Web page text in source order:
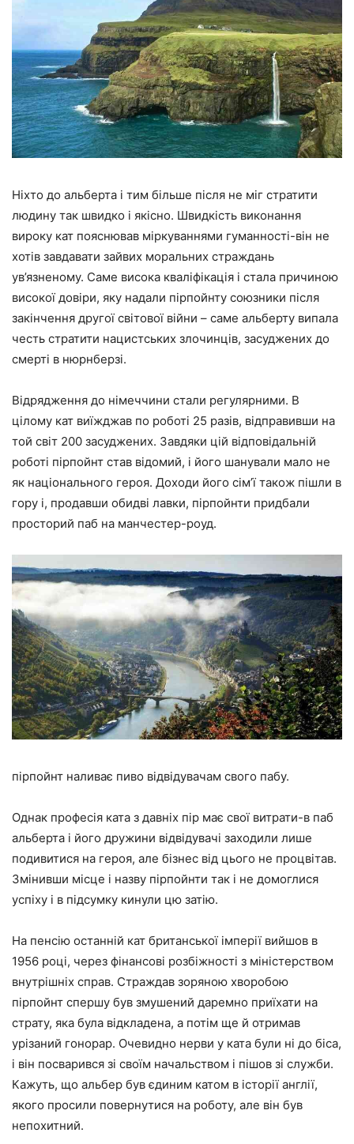
Ніхто до альберта і тим більше після не міг стратити
людину так швидко і якісно. Швидкість виконання
вироку кат пояснював міркуваннями гуманності-він не
хотів завдавати зайвих моральних страждань
ув’язненому. Саме висока кваліфікація і стала причиною
високої довіри, яку надали пірпойнту союзники після
закінчення другої світової війни – саме альберту випала
честь стратити нацистських злочинців, засуджених до
смерті в нюрнберзі.
Відрядження до німеччини стали регулярними. В
цілому кат виїжджав по роботі 25 разів, відправивши на
той світ 200 засуджених. Завдяки цій відповідальній
роботі пірпойнт став відомий, і його шанували мало не
як національного героя. Доходи його сім’ї також пішли в
гору і, продавши обидві лавки, пірпойнти придбали
просторий паб на манчестер-роуд.
пірпойнт наливає пиво відвідувачам свого пабу.
Однак професія ката з давніх пір має свої витрати-в паб
альберта і його дружини відвідувачі заходили лише
подивитися на героя, але бізнес від цього не процвітав.
Змінивши місце і назву пірпойнти так і не домоглися
успіху і в підсумку кинули цю затію.
На пенсію останній кат британської імперії вийшов в
1956 році, через фінансові розбіжності з міністерством
внутрішніх справ. Страждав зоряною хворобою
пірпойнт спершу був змушений даремно приїхати на
страту, яка була відкладена, а потім ще й отримав
урізаний гонорар. Очевидно нерви у ката були ні до біса,
і він посварився зі своїм начальством і пішов зі служби.
Кажуть, що альбер був єдиним катом в історії англії,
якого просили повернутися на роботу, але він був
непохитний.